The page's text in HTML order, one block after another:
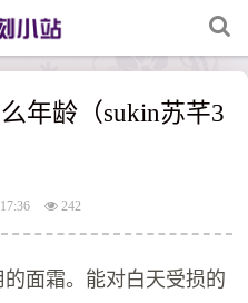
年龄（sukin苏芊3
242
面霜。能对白天受损的